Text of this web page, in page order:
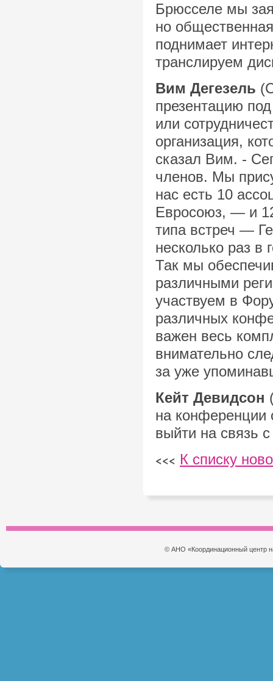
Брюсселе мы
но
поднимает
транслируем
Вим Дегезель
презентацию
или
организация,
сказал Вим. -
членов. Мы
нас есть 10
Евросоюз, — и
типа встреч —
несколько раз в
Так мы
различными
участвуем в
различных
важен весь
внимательно
за уже
Кейт Девидсон
на
выйти на связь
<<< К списку
© АНО «Координационный центр